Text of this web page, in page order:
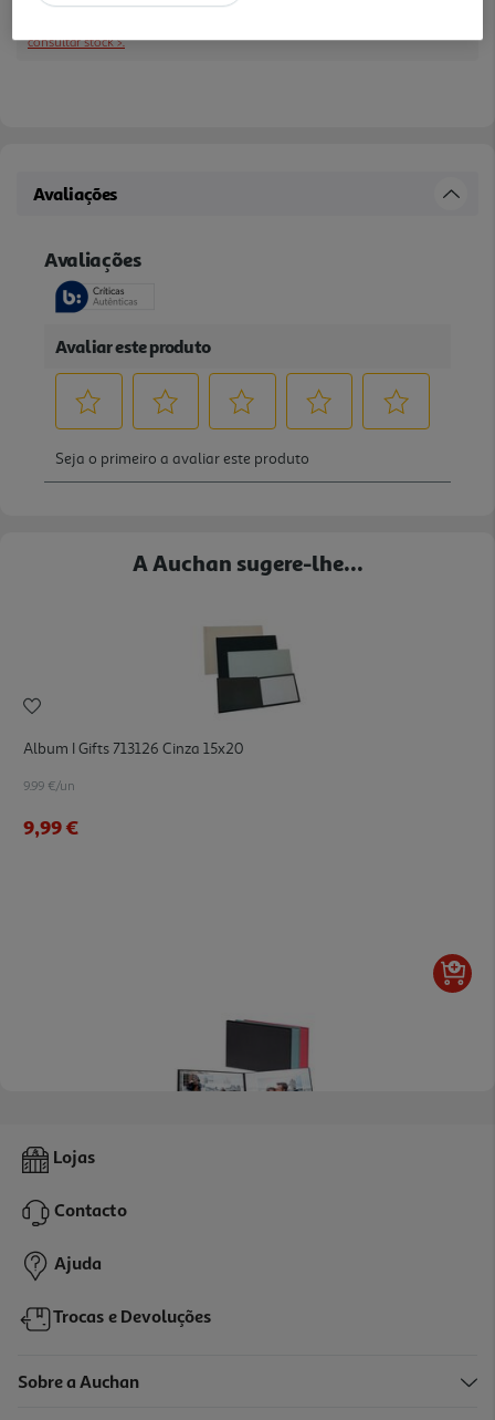
Receba em casa a 11/08/2026, se encomendar até às 12h.
consultar stock >.
Avaliações
A Auchan sugere-lhe...
Album I Gifts 713126 Cinza 15x20
9.99 €/un
9,99 €
Mini Album I Gifts 485100 Preto 10x15
3,99 €
Lojas
Contacto
Ajuda
Trocas e Devoluções
Sobre a Auchan